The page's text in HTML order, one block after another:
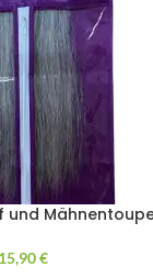
und
15,90€